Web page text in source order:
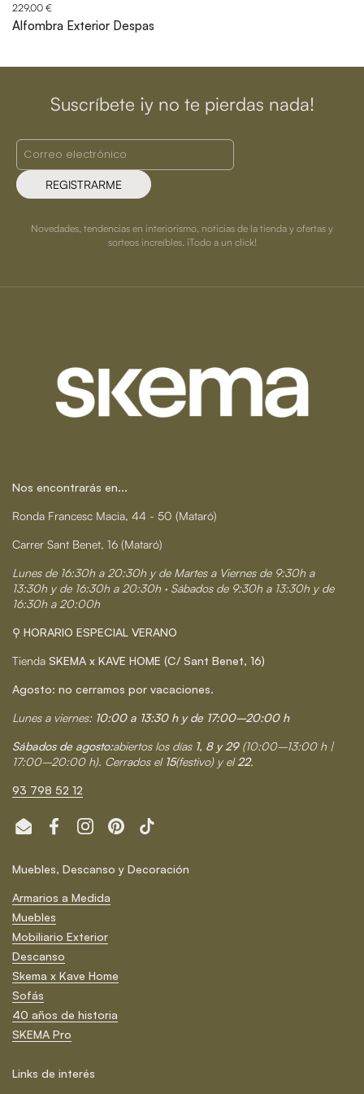
229,00 €
Alfombra Exterior Despas
Suscríbete ¡y no te pierdas nada!
REGISTRARME
Novedades, tendencias en interiorismo, noticias de la tienda y ofertas y
sorteos increíbles. ¡Todo a un click!
Nos encontrarás en...
Ronda Francesc Macia, 44 - 50 (Mataró)
Carrer Sant Benet, 16 (Mataró)
Lunes de 16:30h a 20:30h y de Martes a Viernes de 9:30h a
13:30h y de 16:30h a 20:30h · Sábados de 9:30h a 13:30h y de
16:30h a 20:00h
⚲ HORARIO ESPECIAL VERANO
Tienda SKEMA x KAVE HOME (C/ Sant Benet, 16)
Agosto: no cerramos por vacaciones.
Lunes a viernes: 10:00 a 13:30 h y de 17:00–20:00 h
Sábados de agosto:abiertos los días 1, 8 y 29 (10:00–13:00 h |
17:00–20:00 h). Cerrados el 15(festivo) y el22.
93 798 52 12
Email FacebookInstagramPinterestTikTok
Muebles, Descanso y Decoración
Armarios a Medida
Muebles
Mobiliario Exterior
Descanso
Skema x Kave Home
Sofás
40 años de historia
SKEMA Pro
Links de interés